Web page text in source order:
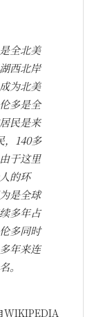
全北美
西北岸
为北美
多是全
民是来
，140多
于这里
的环
是全球
多年占
多同时
年来连
。
WIKIPEDIA